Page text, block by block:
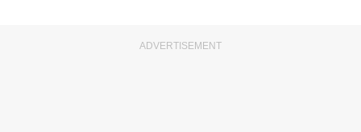
ADVERTISEMENT